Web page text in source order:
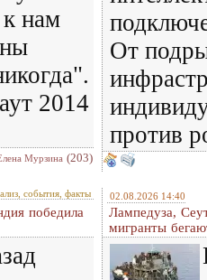
нам
2014
Мурзина (203)
От
против
события, факты
победила
02.08.2026 14:40
Лампедуза,
мигранты